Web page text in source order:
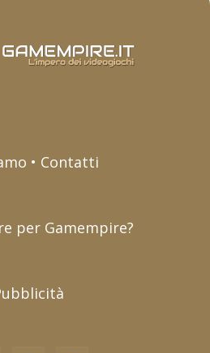
• Contatti
per Gamempire?